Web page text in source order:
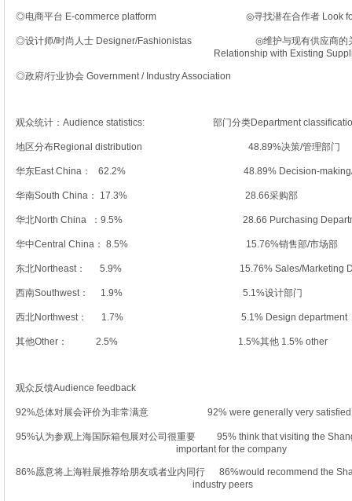
◎电商平台 E-commerce platform ◎寻找潜在合作者 Look for
◎设计师/时尚人士 Designer/Fashionistas ◎维护与现有
Relationship with Existing
◎政府/行业协会 Government / Industry Association
观众统计：Audience statistics: 部门分类Department
地区分布Regional distribution 48.89%决策/管理部门
华东East China： 62.2% 48.89% Decision-making/
华南South China： 17.3% 28.66采购部
华北North China ：9.5% 28.66 Purchasing
华中Central China： 8.5% 15.76%销售部/市场部
东北Northeast： 5.9% 15.76% Sales/Marketing
西南Southwest： 1.9% 5.1%设计部门
西北Northwest： 1.7% 5.1% Design department
其他Other： 2.5% 1.5%其他 1.5% other
观众反馈Audience feedback
92%总体对展会评价为非常满意 92% were generally very satisfied
95%认为参观上海国际箱包展对公司很重要 95% think that
important for the company
86%愿意将上海鞋展推荐给朋友或者业内同行 86%would recommend
industry peers